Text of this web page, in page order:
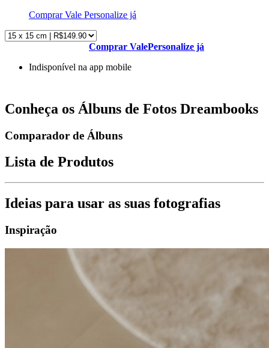
Comprar Vale Personalize já
Comprar ValePersonalize já
Indisponível na app mobile
Conheça os Álbuns de Fotos Dreambooks
Comparador de Álbuns
Lista de Produtos
Ideias para usar as suas fotografias
Inspiração